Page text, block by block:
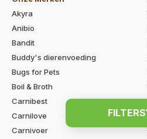
FILTERS
Akyra
Anibio
Bandit
Buddy's dierenvoeding
Bugs for Pets
Boil & Broth
Carnibest
Carnilove
Carnivoer